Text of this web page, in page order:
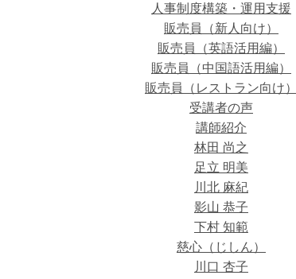
人事制度構築・運用支援
販売員（新人向け）
販売員（英語活用編）
販売員（中国語活用編）
販売員（レストラン向け）
受講者の声
講師紹介
林田 尚之
足立 明美
川北 麻紀
影山 恭子
下村 知範
慈心（じしん）
川口 杏子